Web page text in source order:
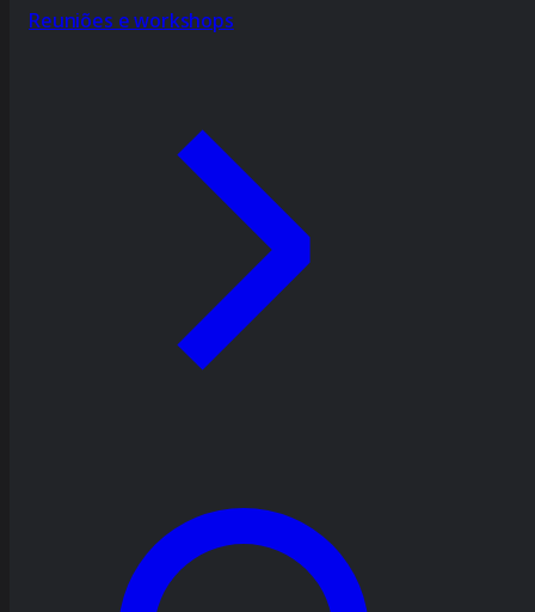
Reuniões e workshops